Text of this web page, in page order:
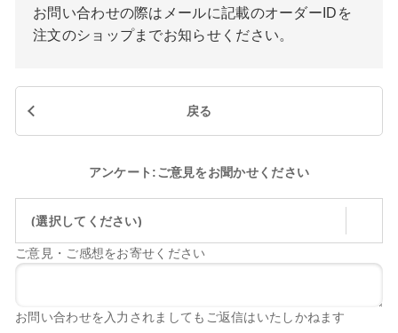
お問い合わせの際はメールに記載のオーダーIDを
注文のショップまでお知らせください。
戻る
アンケート:ご意見をお聞かせください
(選択してください)
ご意見・ご感想をお寄せください
お問い合わせを入力されましてもご返信はいたしかねます